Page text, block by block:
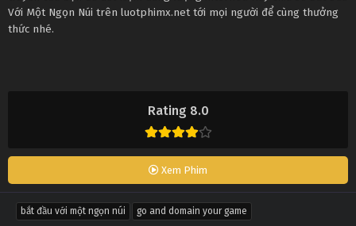
Rating 8.0
Xem Phim
Với Một Ngọn Núi trên luotphimx.net tới mọi người để cùng thưởng
thức nhé.
bắt đầu với một ngọn núi go and domain your game